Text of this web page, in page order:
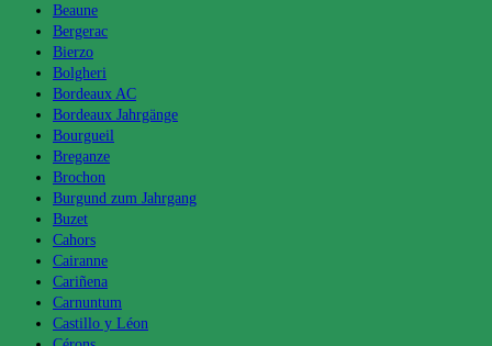
Beaune
Bergerac
Bierzo
Bolgheri
Bordeaux AC
Bordeaux Jahrgänge
Bourgueil
Breganze
Brochon
Burgund zum Jahrgang
Buzet
Cahors
Cairanne
Cariñena
Carnuntum
Castillo y Léon